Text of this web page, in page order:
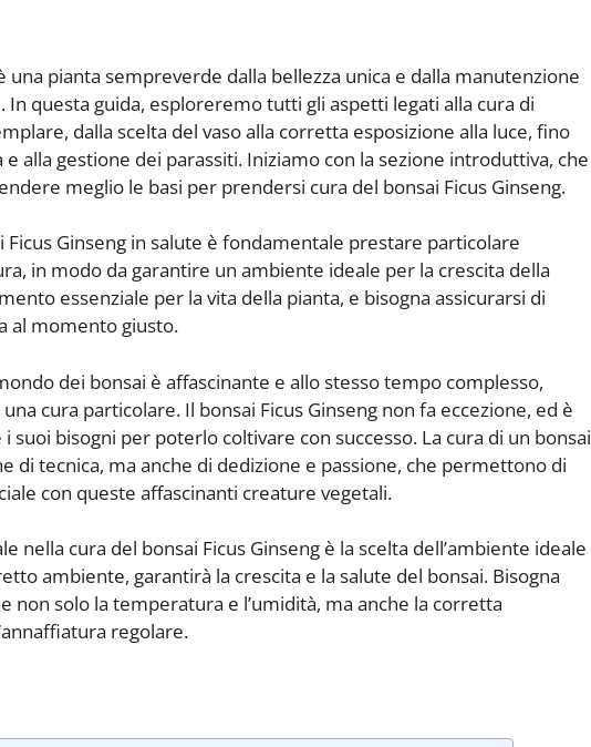
una pianta sempreverde dalla bellezza unica e dalla manutenzione
questa guida, esploreremo tutti gli aspetti legati alla cura di
dalla scelta del vaso alla corretta esposizione alla luce, fino
alla gestione dei parassiti. Iniziamo con la sezione introduttiva, che
meglio le basi per prendersi cura del bonsai Ficus Ginseng.
Ginseng in salute è fondamentale prestare particolare
in modo da garantire un ambiente ideale per la crescita della
essenziale per la vita della pianta, e bisogna assicurarsi di
al momento giusto.
dei bonsai è affascinante e allo stesso tempo complesso,
cura particolare. Il bonsai Ficus Ginseng non fa eccezione, ed è
suoi bisogni per poterlo coltivare con successo. La cura di un bonsai
di tecnica, ma anche di dedizione e passione, che permettono di
con queste affascinanti creature vegetali.
nella cura del bonsai Ficus Ginseng è la scelta dell’ambiente ideale
ambiente, garantirà la crescita e la salute del bonsai. Bisogna
non solo la temperatura e l’umidità, ma anche la corretta
regolare.